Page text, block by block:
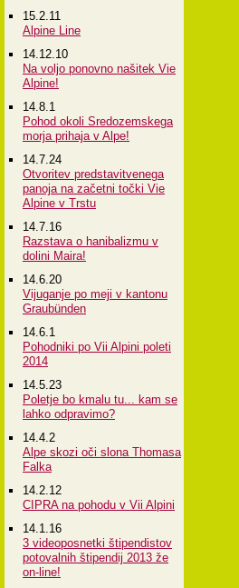
15.2.11
Alpine Line
14.12.10
Na voljo ponovno našitek Vie
Alpine!
14.8.1
Pohod okoli Sredozemskega
morja prihaja v Alpe!
14.7.24
Otvoritev predstavitvenega
panoja na začetni točki Vie
Alpine v Trstu
14.7.16
Razstava o hanibalizmu v
dolini Maira!
14.6.20
Vijuganje po meji v kantonu
Graubünden
14.6.1
Pohodniki po Vii Alpini poleti
2014
14.5.23
Poletje bo kmalu tu... kam se
lahko odpravimo?
14.4.2
Alpe skozi oči slona Thomasa
Falka
14.2.12
CIPRA na pohodu v Vii Alpini
14.1.16
3 videoposnetki štipendistov
potovalnih štipendij 2013 že
on-line!